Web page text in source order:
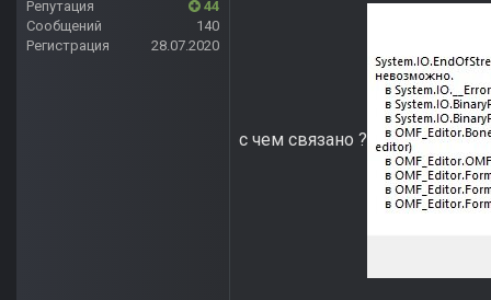
Репутация
44
Сообщений
140
Регистрация
28.07.2020
с чем связано ?